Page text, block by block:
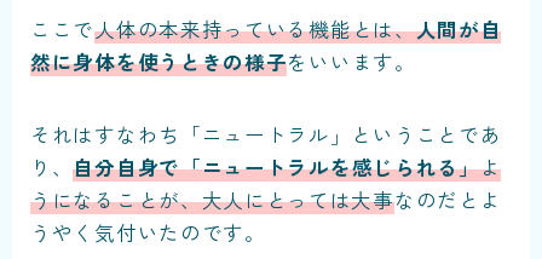
ここで人体の本来持っている機能とは、人間が自
然に身体を使うときの様子をいいます。
それはすなわち「ニュートラル」ということであ
り、自分自身で「ニュートラルを感じられる」よ
うになることが、大人にとっては大事なのだ とよ
うやく気付いたのです。